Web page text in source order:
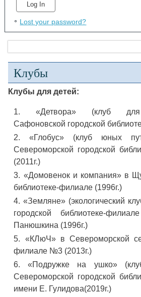
Lost your password?
Клубы
Клубы для детей:
«Детвора» (клуб
Сафоновской городской
«Глобус» (клуб юных
Североморской городской
(2011г.)
«Домовенок и компания» в
библиотеке-филиале (1996г.)
«Земляне» (экологический
городской библиотеке-
Панюшкина (1996г.)
«КЛюЧ» в Североморской
филиале №3 (2013г.)
«Подружке на ушко»
Североморской городской
имени Е. Гулидова(2019г.)